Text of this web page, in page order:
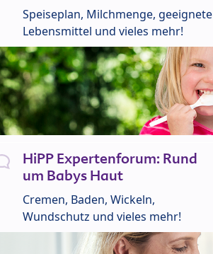
Speiseplan, Milchmenge, geeignete
Lebensmittel und vieles mehr!
HiPP Expertenforum: Rund
um Babys Haut
Cremen, Baden, Wickeln,
Wundschutz und vieles mehr!